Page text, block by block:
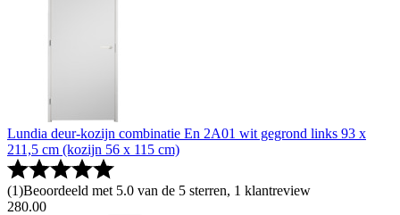
Lundia deur-kozijn combinatie En 2A01 wit gegrond links 93 x
211,5 cm (kozijn 56 x 115 cm)
(1)Beoordeeld met 5.0 van de 5 sterren, 1 klantreview
280.00